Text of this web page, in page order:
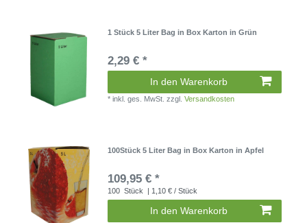
1 Stück 5 Liter Bag in Box Karton in Grün
2,29 € *
In den Warenkorb
*inkl. ges. MwSt. zzgl.Versandkosten
100Stück 5 Liter Bag in Box Karton in Apfel
109,95 € *
100 Stück | 1,10 € / Stück
In den Warenkorb